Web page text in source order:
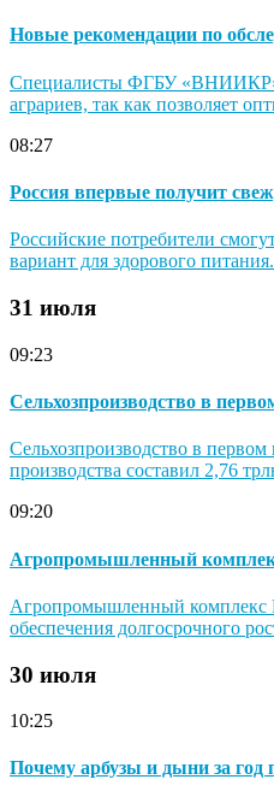
Новые рекомендации по
Специалисты ФГБУ «ВНИИКР»
аграриев, так как позволяет
08:27
Россия впервые получит
Российские потребители
вариант для здорового
31 июля
09:23
Сельхозпроизводство в
Сельхозпроизводство в
производства составил 2,76
09:20
Агропромышленный комплекс
Агропромышленный комплекс
обеспечения долгосрочного
30 июля
10:25
Почему арбузы и дыни за год